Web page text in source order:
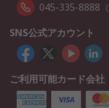
045-335-8888
SNS公式アカウント
ご利用可能カード会社